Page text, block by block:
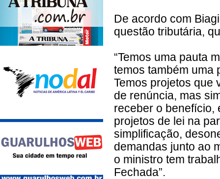
De acordo com
questão tributária,
“Temos uma pauta
temos também uma
Temos projetos que
de renúncia, mas
receber o benefício,
projetos de lei na
simplificação,
demandas junto ao
o ministro tem
Fechada”.